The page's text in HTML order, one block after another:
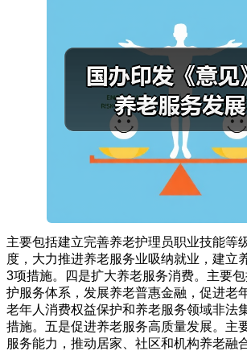
主要包括建立完善养老护理员职业技能等
度，大力推进养老服务业吸纳就业，建立
3项措施。四是扩大养老服务消费。主要
护服务体系，发展养老普惠金融，促进老
老年人消费权益保护和养老服务领域非法
措施。五是促进养老服务高质量发展。主
服务能力，推动居家、社区和机构养老融